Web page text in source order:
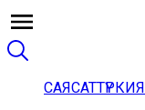
САЯСАТТҮРКИЯ